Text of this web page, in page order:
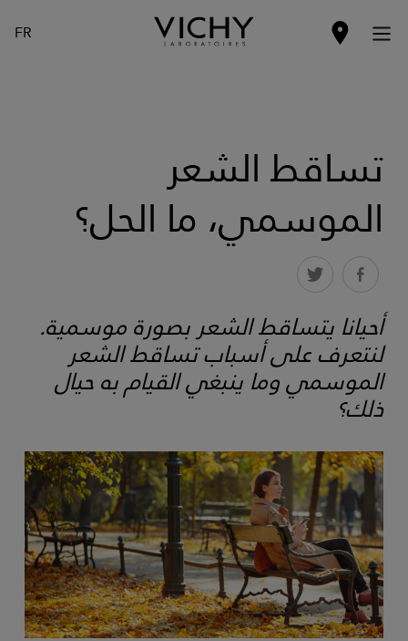
FR
تساقط الشعر
الموسمي، ما الحل؟
أحيانا يتساقط الشعر بصورة موسمية.
لنتعرف على أسباب تساقط الشعر
الموسمي وما ينبغي القيام به حيال
ذلك؟